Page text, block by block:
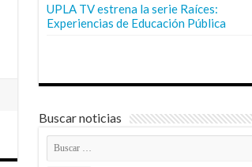
UPLA TV estrena la serie Raíces:
Experiencias de Educación Pública
Buscar noticias